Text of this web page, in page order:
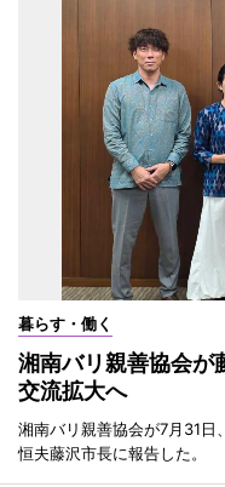
暮らす・働く
湘南バリ親善協会
交流拡大へ
湘南バリ親善協会が7月31日
恒夫藤沢市長に報告した。